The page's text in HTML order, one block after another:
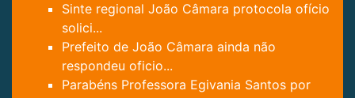
Sinte regional João Câmara protocola ofício
solici...
Prefeito de João Câmara ainda não
respondeu oficio...
Parabéns Professora Egivania Santos por